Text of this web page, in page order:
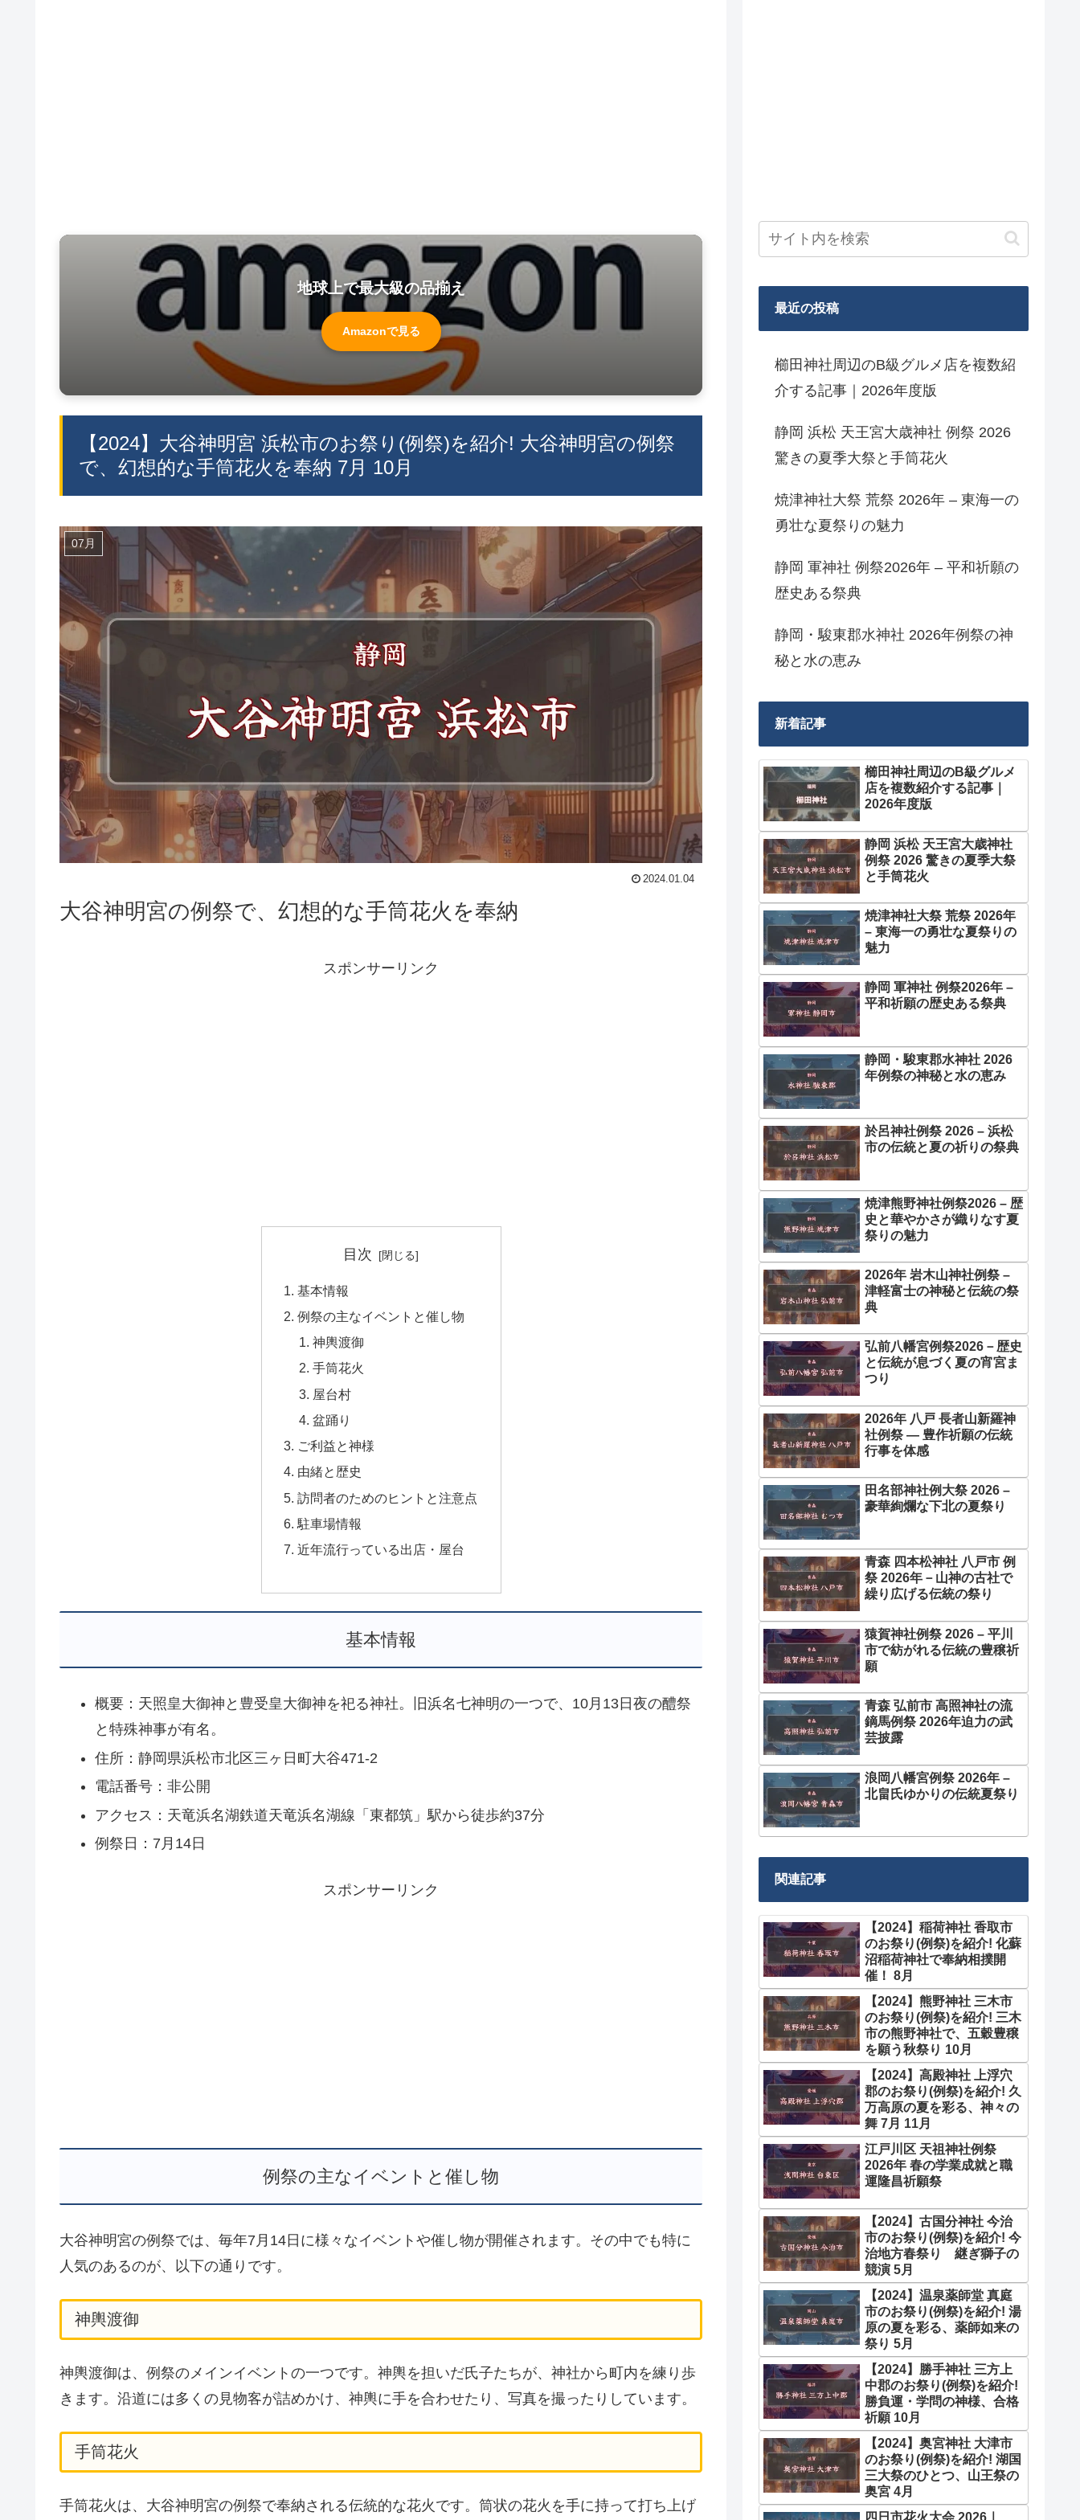
地球上で最大級の品揃え
Amazonで見る
【2024】大谷神明宮 浜松市のお祭り(例祭)を紹介! 大谷神明宮の例祭
で、幻想的な手筒花火を奉納 7月 10月
07月
2024.01.04
大谷神明宮の例祭で、幻想的な手筒花火を奉納
スポンサーリンク
目次
基本情報
例祭の主なイベントと催し物
神輿渡御
手筒花火
屋台村
盆踊り
ご利益と神様
由緒と歴史
訪問者のためのヒントと注意点
駐車場情報
近年流行っている出店・屋台
基本情報
概要：天照皇大御神と豊受皇大御神を祀る神社。旧浜名七神明の一つで、10月13日夜の醴祭
と特殊神事が有名。
住所：静岡県浜松市北区三ヶ日町大谷471-2
電話番号：非公開
アクセス：天竜浜名湖鉄道天竜浜名湖線「東都筑」駅から徒歩約37分
例祭日：7月14日
スポンサーリンク
例祭の主なイベントと催し物
大谷神明宮の例祭では、毎年7月14日に様々なイベントや催し物が開催されます。その中でも特に
人気のあるのが、以下の通りです。
神輿渡御
神輿渡御は、例祭のメインイベントの一つです。神輿を担いだ氏子たちが、神社から町内を練り歩
きます。沿道には多くの見物客が詰めかけ、神輿に手を合わせたり、写真を撮ったりしています。
手筒花火
手筒花火は、大谷神明宮の例祭で奉納される伝統的な花火です。筒状の花火を手に持って打ち上げ
最近の投稿
櫛田神社周辺のB級グルメ店を複数紹
介する記事｜2026年度版
静岡 浜松 天王宮大歳神社 例祭 2026
驚きの夏季大祭と手筒花火
焼津神社大祭 荒祭 2026年 – 東海一の
勇壮な夏祭りの魅力
静岡 軍神社 例祭2026年 – 平和祈願の
歴史ある祭典
静岡・駿東郡水神社 2026年例祭の神
秘と水の恵み
新着記事
櫛田神社周辺のB級グルメ
店を複数紹介する記事｜
2026年度版
静岡 浜松 天王宮大歳神社
例祭 2026 驚きの夏季大祭
と手筒花火
焼津神社大祭 荒祭 2026年
– 東海一の勇壮な夏祭りの
魅力
静岡 軍神社 例祭2026年 –
平和祈願の歴史ある祭典
静岡・駿東郡水神社 2026
年例祭の神秘と水の恵み
於呂神社例祭 2026 – 浜松
市の伝統と夏の祈りの祭典
焼津熊野神社例祭2026 – 歴
史と華やかさが織りなす夏
祭りの魅力
2026年 岩木山神社例祭 –
津軽富士の神秘と伝統の祭
典
弘前八幡宮例祭2026－歴史
と伝統が息づく夏の宵宮ま
つり
2026年 八戸 長者山新羅神
社例祭 ― 豊作祈願の伝統
行事を体感
田名部神社例大祭 2026 –
豪華絢爛な下北の夏祭り
青森 四本松神社 八戸市 例
祭 2026年－山神の古社で
繰り広げる伝統の祭り
猿賀神社例祭 2026 – 平川
市で紡がれる伝統の豊穣祈
願
青森 弘前市 高照神社の流
鏑馬例祭 2026年迫力の武
芸披露
浪岡八幡宮例祭 2026年 –
北畠氏ゆかりの伝統夏祭り
関連記事
【2024】稲荷神社 香取市
のお祭り(例祭)を紹介! 化蘇
沼稲荷神社で奉納相撲開
催！ 8月
【2024】熊野神社 三木市
のお祭り(例祭)を紹介! 三木
市の熊野神社で、五穀豊穣
を願う秋祭り 10月
【2024】高殿神社 上浮穴
郡のお祭り(例祭)を紹介! 久
万高原の夏を彩る、神々の
舞 7月 11月
江戸川区 天祖神社例祭
2026年 春の学業成就と職
運隆昌祈願祭
【2024】古国分神社 今治
市のお祭り(例祭)を紹介! 今
治地方春祭り 継ぎ獅子の
競演 5月
【2024】温泉薬師堂 真庭
市のお祭り(例祭)を紹介! 湯
原の夏を彩る、薬師如来の
祭り 5月
【2024】勝手神社 三方上
中郡のお祭り(例祭)を紹介!
勝負運・学問の神様、合格
祈願 10月
【2024】奥宮神社 大津市
のお祭り(例祭)を紹介! 湖国
三大祭のひとつ、山王祭の
奥宮 4月
四日市花火大会 2026｜